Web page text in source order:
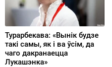
Турарбекава: «Вынік будзе
такі самы, як і ва ўсім, да
чаго дакранаецца
Лукашэнка»